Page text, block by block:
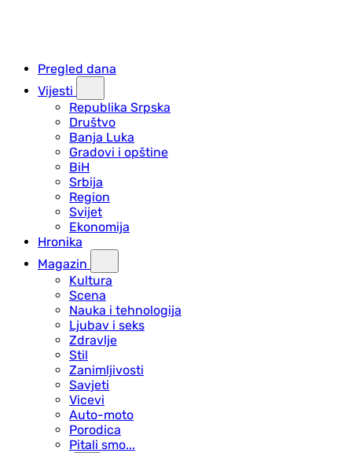
Pregled dana
Vijesti
Republika Srpska
Društvo
Banja Luka
Gradovi i opštine
BiH
Srbija
Region
Svijet
Ekonomija
Hronika
Magazin
Kultura
Scena
Nauka i tehnologija
Ljubav i seks
Zdravlje
Stil
Zanimljivosti
Savjeti
Vicevi
Auto-moto
Porodica
Pitali smo...